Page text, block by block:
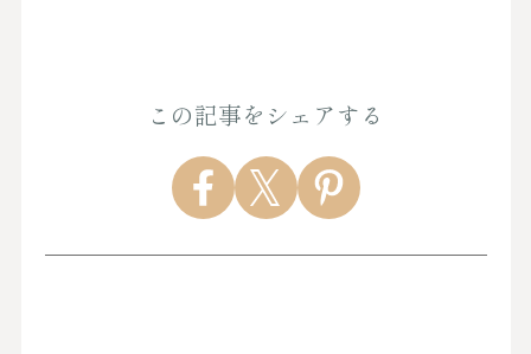
この記事をシェアする